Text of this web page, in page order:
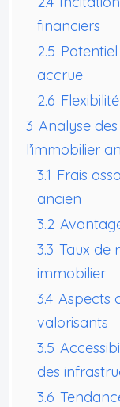
financiers
2.5
accrue
2.6
3 Analyse
l’immobilier
3.1 Frais
ancien
3.2
3.3 Taux de
immobilier
3.4 Aspects
valorisants
3.5
des
3.6